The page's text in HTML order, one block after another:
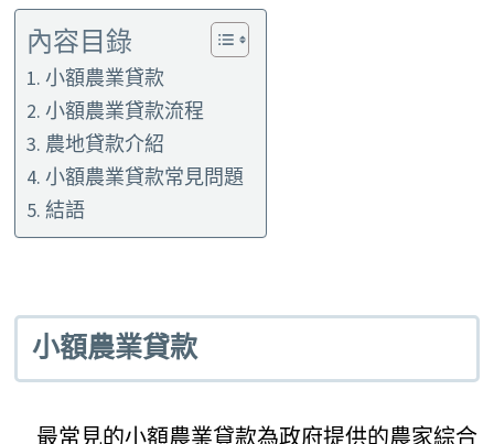
內容目錄
小額農業貸款
小額農業貸款流程
農地貸款介紹
小額農業貸款常見問題
結語
小額農業貸款
最常見的小額農業貸款為政府提供的農家綜合